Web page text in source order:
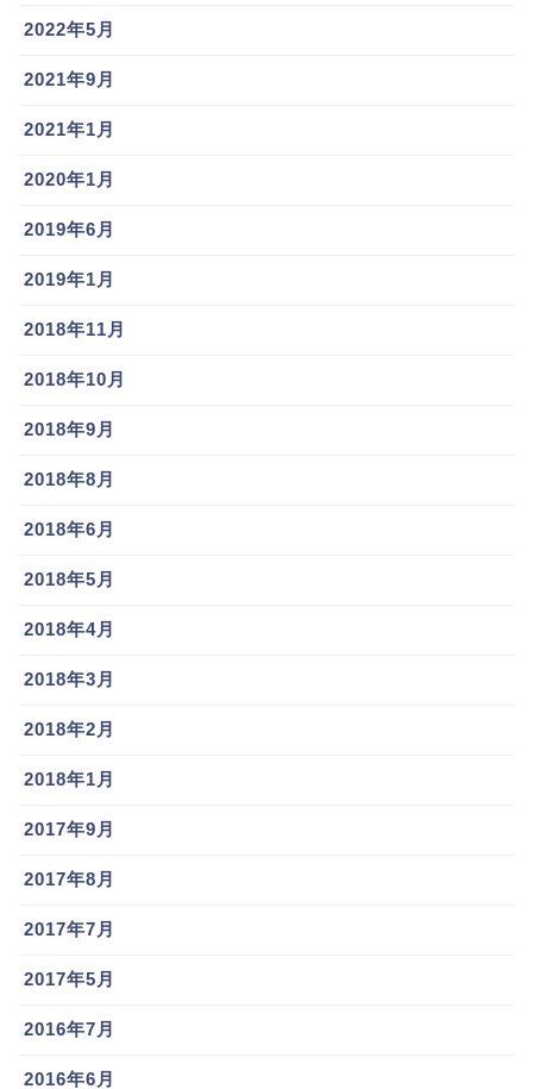
2022年5月
2021年9月
2021年1月
2020年1月
2019年6月
2019年1月
2018年11月
2018年10月
2018年9月
2018年8月
2018年6月
2018年5月
2018年4月
2018年3月
2018年2月
2018年1月
2017年9月
2017年8月
2017年7月
2017年5月
2016年7月
2016年6月